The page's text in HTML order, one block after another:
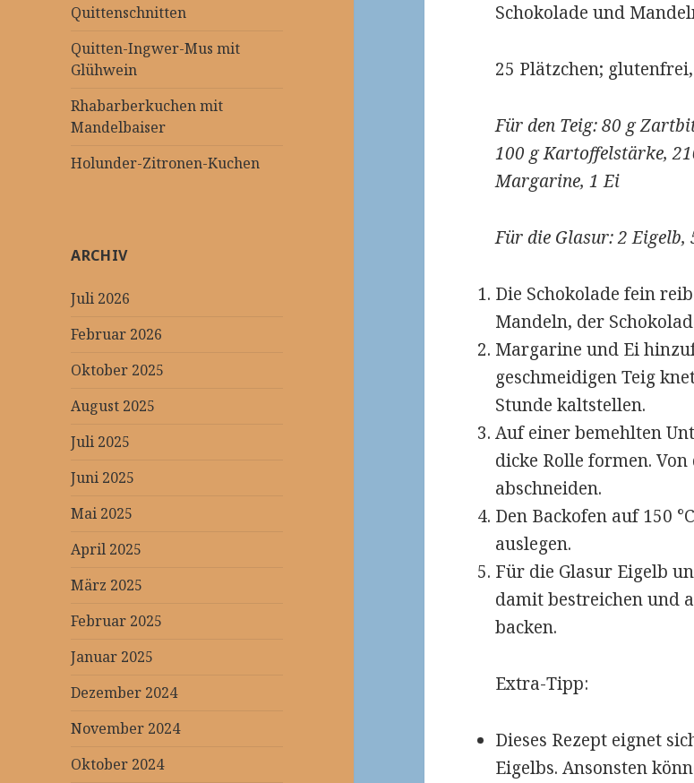
Quittenschnitten
Quitten-Ingwer-Mus mit
Glühwein
Rhabarberkuchen mit
Mandelbaiser
Holunder-Zitronen-Kuchen
ARCHIV
Juli 2026
Februar 2026
Oktober 2025
August 2025
Juli 2025
Juni 2025
Mai 2025
April 2025
März 2025
Februar 2025
Januar 2025
Dezember 2024
November 2024
Oktober 2024
Schokolade und
25 Plätzchen;
Für den Teig: 80 g
100 g Kartoffelstärke,
Margarine, 1 Ei
Für die Glasur: 2 Eigelb,
Die Schokolade fein
Mandeln, der
Margarine und Ei
geschmeidigen Teig
Stunde kaltstellen.
Auf einer bemehlten
dicke Rolle formen.
abschneiden.
Den Backofen auf 150
auslegen.
Für die Glasur Eigelb
damit bestreichen und
backen.
Extra-Tipp:
Dieses Rezept eignet
Eigelbs. Ansonsten